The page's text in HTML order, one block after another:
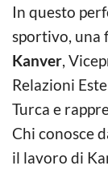
In questo
sportivo, una
Kanver ,
Relazioni
Turca e
Chi conosce
il lavoro di